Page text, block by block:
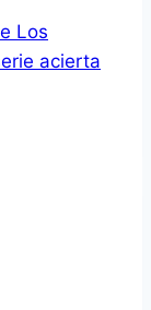
Los
acierta